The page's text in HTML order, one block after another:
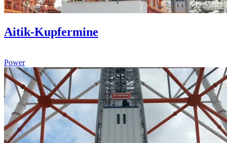
Aitik-Kupfermine
Power